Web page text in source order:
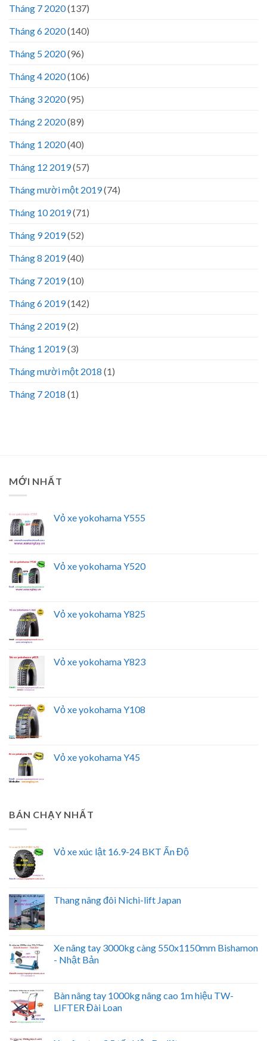
Tháng 7 2020(137)
Tháng 6 2020(140)
Tháng 5 2020(96)
Tháng 4 2020(106)
Tháng 3 2020(95)
Tháng 2 2020(89)
Tháng 1 2020(40)
Tháng 12 2019(57)
Tháng mười một 2019(74)
Tháng 10 2019(71)
Tháng 9 2019(52)
Tháng 8 2019(40)
Tháng 7 2019(10)
Tháng 6 2019(142)
Tháng 2 2019(2)
Tháng 1 2019(3)
Tháng mười một 2018 (1)
Tháng 7 2018 (1)
MỚI NHẤT
Vỏ xe yokohama Y555
Vỏ xe yokohama Y520
Vỏ xe yokohama Y825
Vỏ xe yokohama Y823
Vỏ xe yokohama Y108
Vỏ xe yokohama Y45
BÁN CHẠY NHẤT
Vỏ xe xúc lật 16.9-24 BKT Ấn Độ
Thang nâng đôi Nichi-lift Japan
Xe nâng tay 3000kg càng 550x1150mm Bishamon
- Nhật Bản
Bàn nâng tay 1000kg nâng cao 1m hiệu TW-
LIFTER Đài Loan